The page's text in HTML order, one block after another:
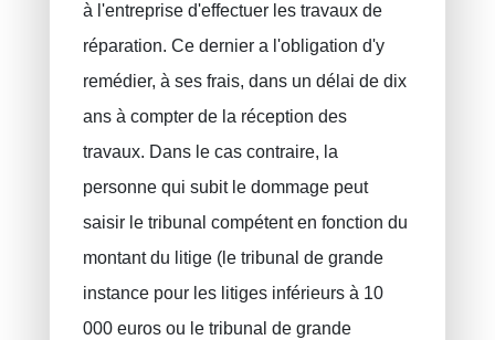
à l'entreprise d'effectuer les travaux de
réparation. Ce dernier a l'obligation d'y
remédier, à ses frais, dans un délai de dix
ans à compter de la réception des
travaux. Dans le cas contraire, la
personne qui subit le dommage peut
saisir le tribunal compétent en fonction du
montant du litige (le tribunal de grande
instance pour les litiges inférieurs à 10
000 euros ou le tribunal de grande